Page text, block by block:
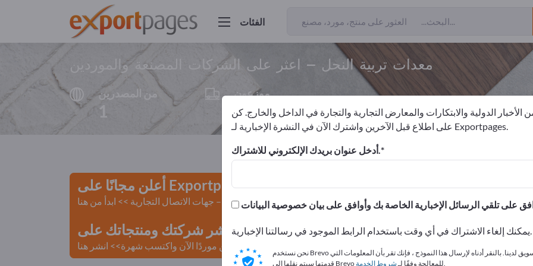
الفئات
معدات تربية النحل – اعثر على الشركات المصنعة والموردين
من المصدرين
1
موزعون
1
مستلزمات تربية النحل معدات تربية النحل
أعلن مجانًا على Exportpages!
الاحتياجات – العروض – السلع المستعملة – جهات الاتصال التجارية >> ابدأ من هنا
انشر شركتك ومنتجاتك على Exportpages.
كن موردًا الآن واكتسب شهرة>> انشر هنا
الأخبار الدولية والابتكارات والمعارض التجارية والتجارة في الداخل والخارج. كن
على اطلاع قبل الآخرين واشترك الآن في النشرة الإخبارية لـ Exportpages.
أدخل عنوان بريدك الإلكتروني للاشتراك.
يمكنك إلغاء الاشتراك في أي وقت باستخدام الرابط الموجود في رسالتنا الإخبارية.
نحن نستخدم Brevo كمنصة تسويق لدينا. بالنقر أدناه لإرسال هذا النموذج ، فإنك تقر بأن المعلومات التي
قدمتها سيتم نقلها إلى Brevo للمعالجة وفقًا لـشروط الخدمة .